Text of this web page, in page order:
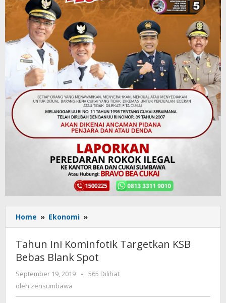
Home » Ekonomi »
Ini
Kominfotik
Targetkan
KSB
Bebas
Tahun Ini Kominfotik Targetkan KSB
Bebas Blank Spot
September 19, 2019
oleh
-
565 Dilihat
oleh zensumbawa